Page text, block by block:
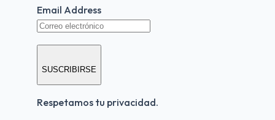
Email Address
SUSCRIBIRSE
Respetamos tu privacidad.